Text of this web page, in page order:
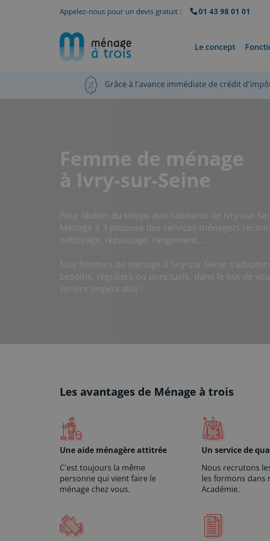
Appelez-nous pour un devis gratuit : 01 43 98 01 01
Le concept
Grâce à l'avance immédiate de crédit
Femme de ménage
à Ivry-sur-Seine
Pour libérer du temps aux habitants de Ivry-sur-
Ménage à 3 propose des services ménagers
nettoyage, repassage, rangement...
Nos femmes de ménage à Ivry-sur-Seine
besoins, réguliers ou ponctuels, dans le but de
service impeccable !
Les avantages de Ménage à trois
Une aide ménagère attitrée
C'est toujours la même
personne qui vient faire le
ménage chez vous.
Un service de
Nous recrutons
les formons dans
Académie.